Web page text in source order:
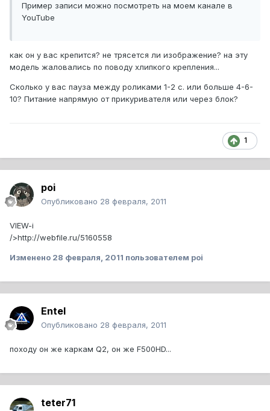
Пример записи можно посмотреть на моем канале в
YouTube
как он у вас крепится? не трясется ли изображение? на эту
модель жаловались по поводу хлипкого крепления...
Сколько у вас пауза между роликами 1-2 с. или больше 4-6-
10? Питание напрямую от прикуривателя или через блок?
1
poi
Опубликовано 28 февраля, 2011
VIEW-i
/>http://webfile.ru/5160558
Изменено 28 февраля, 2011 пользователем poi
Entel
Опубликовано 28 февраля, 2011
походу он же каркам Q2, он же F500HD...
teter71